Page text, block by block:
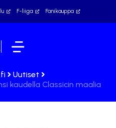
F-liiga Fanikauppa
Uutiset
kaudella Classicin maalia